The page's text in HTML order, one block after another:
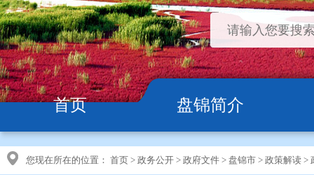
首页 盘锦简介
您现在所在的位置： 首页 > 政务公开 > 政府文件 > 盘锦市 > 政策解读 >